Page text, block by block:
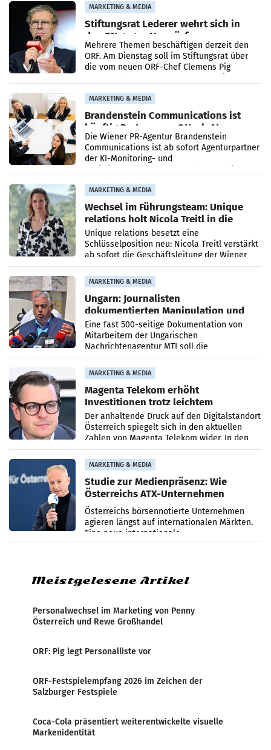
MARKETING & MEDIA
Stiftungsrat Lederer wehrt sich in
den SN gegen Vorwürfe
Mehrere Themen beschäftigen derzeit den
ORF. Am Dienstag soll im Stiftungsrat über
die vom neuen ORF-Chef Clemens Pig
MARKETING & MEDIA
Brandenstein Communications ist
künftig Partner von OtterlyAI
Die Wiener PR-Agentur Brandenstein
Communications ist ab sofort Agenturpartner
der KI-Monitoring- und
MARKETING & MEDIA
Wechsel im Führungsteam: Unique
relations holt Nicola Treitl in die
Geschäftsleitung
Unique relations besetzt eine
Schlüsselposition neu: Nicola Treitl verstärkt
ab sofort die Geschäftsleitung der Wiener
PR-Agentur an der Seite von Josef Kalina und
Anna Kalina-Mahr.
MARKETING & MEDIA
Ungarn: Journalisten
dokumentierten Manipulation und
Zensur
Eine fast 500-seitige Dokumentation von
Mitarbeitern der Ungarischen
Nachrichtenagentur MTI soll die
systematische Nachrichten-Manipulation und
Zensur bei der Agentur während der Zeit
MARKETING & MEDIA
Magenta Telekom erhöht
Investitionen trotz leichtem
Umsatzrückgang
Der anhaltende Druck auf den Digitalstandort
Österreich spiegelt sich in den aktuellen
Zahlen von Magenta Telekom wider. In den
ersten sechs Monaten des laufenden Jahres
verzeichnete
MARKETING & MEDIA
Studie zur Medienpräsenz: Wie
Österreichs ATX-Unternehmen
international wahrgenommen
werden
Österreichs börsennotierte Unternehmen
agieren längst auf internationalen Märkten.
Eine neue internationale
Medienresonanzanalyse untersucht die
Meistgelesene Artikel
Personalwechsel im Marketing von Penny
Österreich und Rewe Großhandel
ORF: Pig legt Personalliste vor
ORF-Festspielempfang 2026 im Zeichen der
Salzburger Festspiele
Coca-Cola präsentiert weiterentwickelte visuelle
Markenidentität